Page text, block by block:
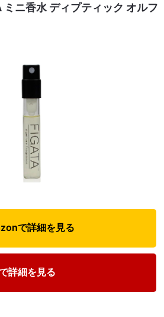
ミニ香水 ディプティック オルフ
で詳細を見る
詳細を見る